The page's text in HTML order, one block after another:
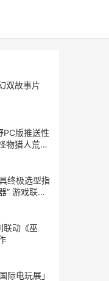
双故事片
PC版推送性
物猎人荒野
终极选型指
” 游戏联机
联动《巫
际电玩展」